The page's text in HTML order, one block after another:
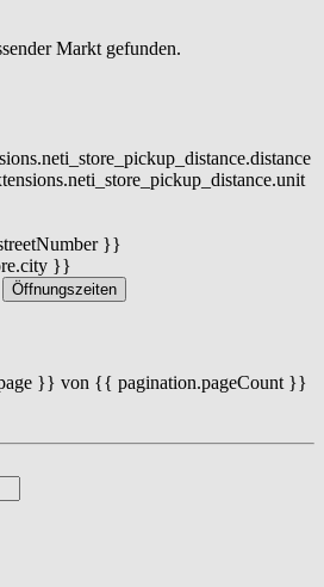
Markt gefunden.
}}
}}
Öffnungszeiten
}} von {{ pagination.pageCount }}